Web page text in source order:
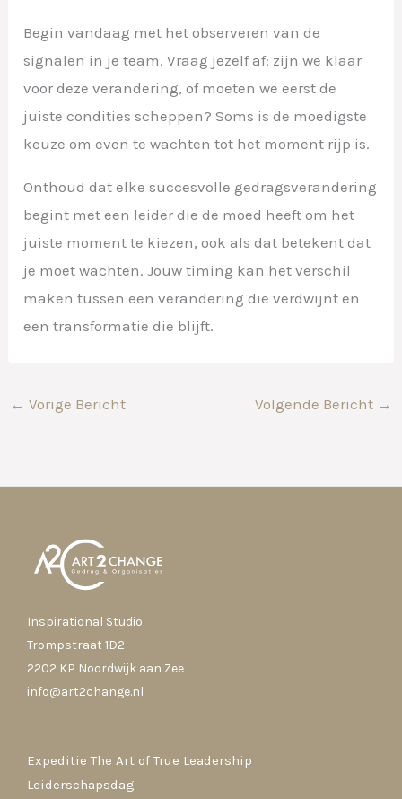
Begin vandaag met het observeren van de
signalen in je team. Vraag jezelf af: zijn we klaar
voor deze verandering, of moeten we eerst de
juiste condities scheppen? Soms is de moedigste
keuze om even te wachten tot het moment rijp is.
Onthoud dat elke succesvolle gedragsverandering
begint met een leider die de moed heeft om het
juiste moment te kiezen, ook als dat betekent dat
je moet wachten. Jouw timing kan het verschil
maken tussen een verandering die verdwijnt en
een transformatie die blijft.
← Vorige Bericht Volgende Bericht →
Inspirational Studio
Trompstraat 1D2
2202 KP Noordwijk aan Zee
info@art2change.nl
Expeditie The Art of True Leadership
Leiderschapsdag